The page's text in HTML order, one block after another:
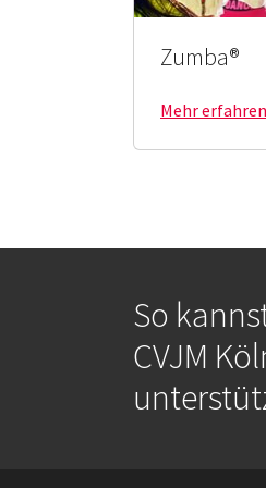
Zumba®
Mehr erfahren
So
CVJM